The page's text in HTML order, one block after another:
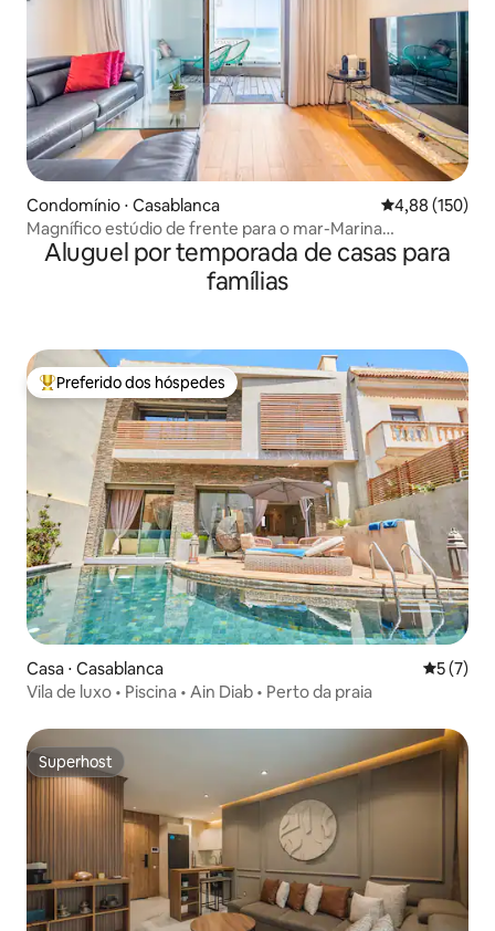
Condomínio ⋅ Casablanca 4,88 de uma
4,88 (150)
Magnífico estúdio de frente para o mar-Marina
Casablanca
Aluguel por temporada de casas para
famílias
Entre os melhores preferidos dos hóspedes
Preferido dos hóspedes
Casa ⋅ Casablanca 5 de
5 (7)
Vila de luxo • Piscina • Ain Diab • Perto da praia
Superhost
Superhost